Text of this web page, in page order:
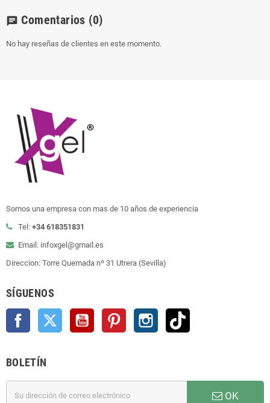
chat Comentarios (0)
No hay reseñas de clientes en este momento.
Somos una empresa con mas de 10 años de experiencia
Tel: +34 618351831
Email: infoxgel@gmail.es
Direccion: Torre Quemada nº 31 Utrera (Sevilla)
SÍGUENOS
Facebook Twitter YouTube Pinterest Instagram
BOLETÍN
OK